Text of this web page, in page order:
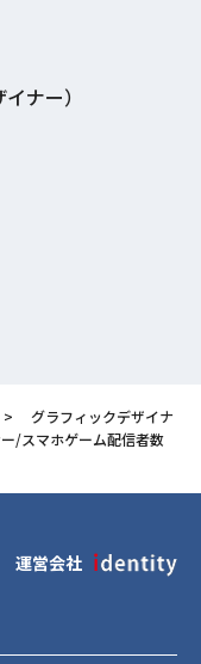
ナー）
グラフィックデザイナ
/スマホゲーム配信者数
運営会社